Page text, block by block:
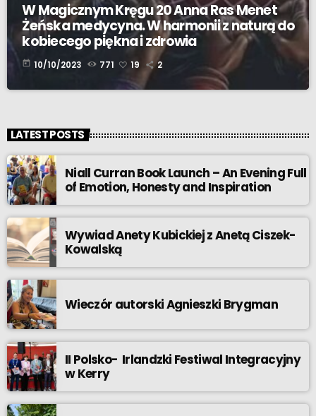
W Magicznym Kręgu 20 Anna Ras Menet
Żeńska medycyna. W harmonii z naturą do
kobiecego piękna i zdrowia
today 10/10/2023 771 19 2
LATEST POSTS
Niall Curran Book Launch – An Evening Full
of Emotion, Honesty and Inspiration
Wywiad Anety Kubickiej z Anetą Ciszek-
Kowalską
Wieczór autorski Agnieszki Brygman
II Polsko- Irlandzki Festiwal Integracyjny
w Kerry